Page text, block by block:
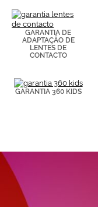
GARANTIA DE
ADAPTAÇÃO DE
LENTES DE
CONTACTO
GARANTIA 360 KIDS